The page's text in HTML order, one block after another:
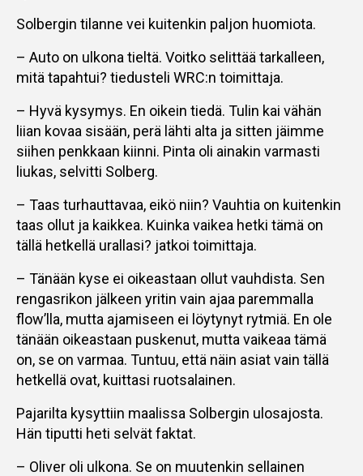
Solbergin tilanne vei kuitenkin paljon huomiota.
– Auto on ulkona tieltä. Voitko selittää tarkalleen,
mitä tapahtui? tiedusteli WRC:n toimittaja.
– Hyvä kysymys. En oikein tiedä. Tulin kai vähän
liian kovaa sisään, perä lähti alta ja sitten jäimme
siihen penkkaan kiinni. Pinta oli ainakin varmasti
liukas, selvitti Solberg.
– Taas turhauttavaa, eikö niin? Vauhtia on kuitenkin
taas ollut ja kaikkea. Kuinka vaikea hetki tämä on
tällä hetkellä urallasi? jatkoi toimittaja.
– Tänään kyse ei oikeastaan ollut vauhdista. Sen
rengasrikon jälkeen yritin vain ajaa paremmalla
flow’lla, mutta ajamiseen ei löytynyt rytmiä. En ole
tänään oikeastaan puskenut, mutta vaikeaa tämä
on, se on varmaa. Tuntuu, että näin asiat vain tällä
hetkellä ovat, kuittasi ruotsalainen.
Pajarilta kysyttiin maalissa Solbergin ulosajosta.
Hän tiputti heti selvät faktat.
– Oliver oli ulkona. Se on muutenkin sellainen